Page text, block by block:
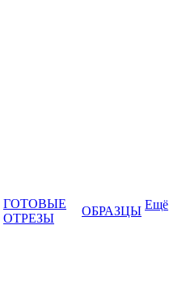
ГОТОВЫЕ
ОТРЕЗЫ
ОБРАЗЦЫ Ещё